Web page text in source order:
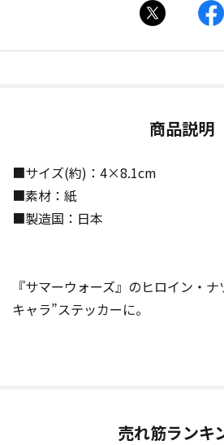
商品説明
■サイズ(約)：4×8.1cm
■素材：紙
■製造国：日本
『サマーウォーズ』のヒロイン・
キャラ”ステッカーに。
売れ筋ランキ